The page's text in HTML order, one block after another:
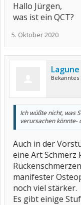
Hallo Jürgen,
was ist ein QCT?
5. Oktober 2020
Lagune
Ich wüßte nicht, was
verursachen könnte-
Auch in der
eine Art Schmerz
manifester
noch viel stärker.
Es gibt einige